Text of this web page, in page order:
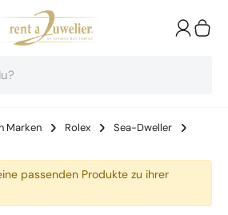
Marken Rolex
Sea-Dweller
passenden Produkte zu ihrer